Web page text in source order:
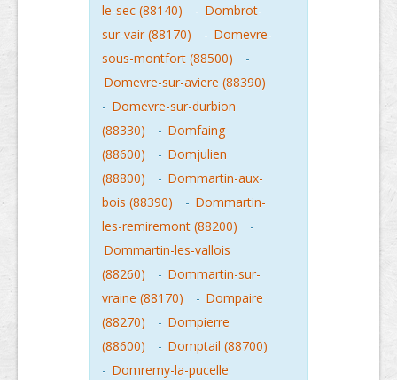
le-sec (88140)
- Dombrot-
sur-vair (88170)
- Domevre-
sous-montfort (88500)
-
Domevre-sur-aviere (88390)
- Domevre-sur-durbion
(88330)
- Domfaing
(88600)
- Domjulien
(88800)
- Dommartin-aux-
bois (88390)
- Dommartin-
les-remiremont (88200)
-
Dommartin-les-vallois
(88260)
- Dommartin-sur-
vraine (88170)
- Dompaire
(88270)
- Dompierre
(88600)
- Domptail (88700)
- Domremy-la-pucelle